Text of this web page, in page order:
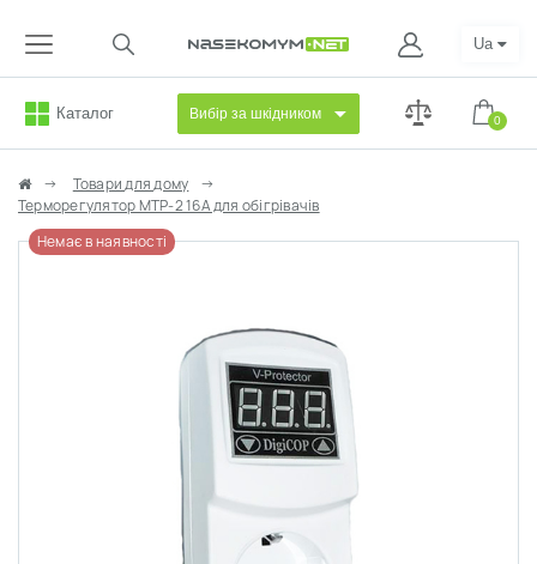
Каталог Вибір за шкідником 0
Ua
Товари для дому
Терморегулятор МТР-2 16А для обігрівачів
Немає в наявності